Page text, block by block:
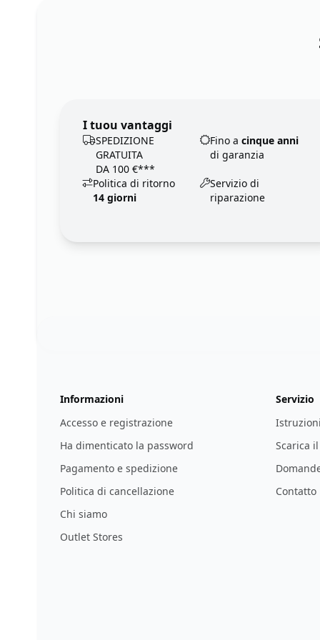
I tuou vantaggi
SPEDIZIONE
GRATUITA
DA 100 €***
Fino a cinque anni
di garanzia
Politica di ritorno
14 giorni
Servizio di
riparazione
Informazioni
Accesso e registrazione
Ha dimenticato la password
Pagamento e spedizione
Politica di cancellazione
Chi siamo
Outlet Stores
Servizio
Scarica
Contatto